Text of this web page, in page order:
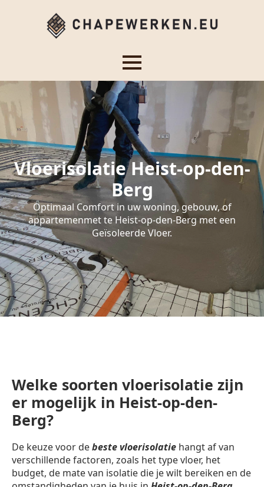
Vloerisolatie Heist-op-den-
Berg
Optimaal Comfort in uw woning, gebouw, of
appartemenmet te Heist-op-den-Berg met een
Geïsoleerde Vloer.
Welke soorten vloerisolatie zijn
er mogelijk in Heist-op-den-
Berg?
De keuze voor debeste vloerisolatie hangt af van
verschillende factoren, zoals het type vloer, het
budget, de mate van isolatie die je wilt bereiken en de